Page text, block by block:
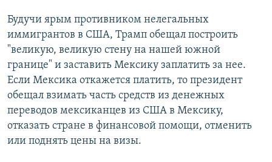
Будучи ярым противником нелегальных
иммигрантов в США, Трамп обещал построить
"великую, великую стену на нашей южной
границе" и заставить Мексику заплатить за нее.
Если Мексика откажется платить, то президент
обещал взимать часть средств из денежных
переводов мексиканцев из США в Мексику,
отказать стране в финансовой помощи, отменить
или поднять цены на визы.